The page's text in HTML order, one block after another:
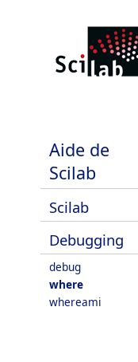
Aide de
Scilab
Scilab
Debugging
debug
where
whereami